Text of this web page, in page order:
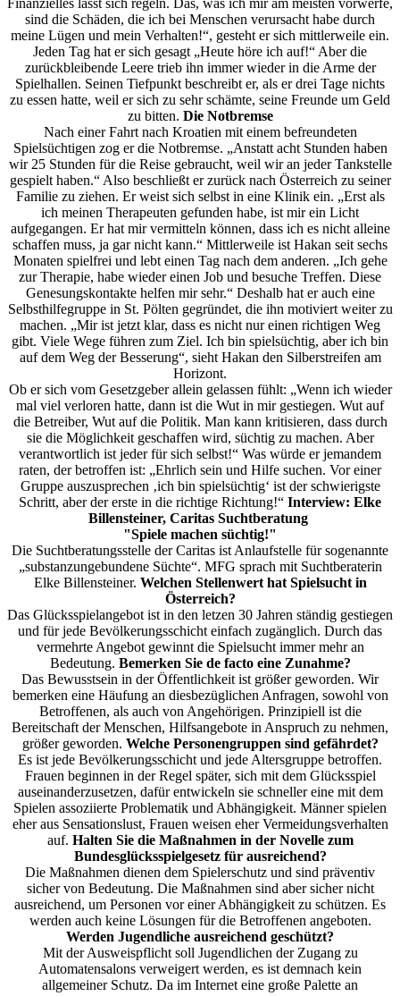
Finanzielles lässt sich regeln. Das, was ich mir am meisten vorwerfe,
sind die Schäden, die ich bei Menschen verursacht habe durch
meine Lügen und mein Verhalten!“, gesteht er sich mittlerweile ein.
Jeden Tag hat er sich gesagt „Heute höre ich auf!“ Aber die
zurückbleibende Leere trieb ihn immer wieder in die Arme der
Spielhallen. Seinen Tiefpunkt beschreibt er, als er drei Tage nichts
zu essen hatte, weil er sich zu sehr schämte, seine Freunde um Geld
zu bitten. Die Notbremse
Nach einer Fahrt nach Kroatien mit einem befreundeten
Spielsüchtigen zog er die Notbremse. „Anstatt acht Stunden haben
wir 25 Stunden für die Reise gebraucht, weil wir an jeder Tankstelle
gespielt haben.“ Also beschließt er zurück nach Österreich zu seiner
Familie zu ziehen. Er weist sich selbst in eine Klinik ein. „Erst als
ich meinen Therapeuten gefunden habe, ist mir ein Licht
aufgegangen. Er hat mir vermitteln können, dass ich es nicht alleine
schaffen muss, ja gar nicht kann.“ Mittlerweile ist Hakan seit sechs
Monaten spielfrei und lebt einen Tag nach dem anderen. „Ich gehe
zur Therapie, habe wieder einen Job und besuche Treffen. Diese
Genesungskontakte helfen mir sehr.“ Deshalb hat er auch eine
Selbsthilfegruppe in St. Pölten gegründet, die ihn motiviert weiter zu
machen. „Mir ist jetzt klar, dass es nicht nur einen richtigen Weg
gibt. Viele Wege führen zum Ziel. Ich bin spielsüchtig, aber ich bin
auf dem Weg der Besserung“, sieht Hakan den Silberstreifen am
Horizont.
Ob er sich vom Gesetzgeber allein gelassen fühlt: „Wenn ich wieder
mal viel verloren hatte, dann ist die Wut in mir gestiegen. Wut auf
die Betreiber, Wut auf die Politik. Man kann kritisieren, dass durch
sie die Möglichkeit geschaffen wird, süchtig zu machen. Aber
verantwortlich ist jeder für sich selbst!“ Was würde er jemandem
raten, der betroffen ist: „Ehrlich sein und Hilfe suchen. Vor einer
Gruppe auszusprechen ‚ich bin spielsüchtig‘ ist der schwierigste
Schritt, aber der erste in die richtige Richtung!“ Interview: Elke
Billensteiner, Caritas Suchtberatung
"Spiele machen süchtig!"
Die Suchtberatungsstelle der Caritas ist Anlaufstelle für sogenannte
„substanzungebundene Süchte“. MFG sprach mit Suchtberaterin
Elke Billensteiner. Welchen Stellenwert hat Spielsucht in
Österreich?
Das Glücksspielangebot ist in den letzen 30 Jahren ständig gestiegen
und für jede Bevölkerungsschicht einfach zugänglich. Durch das
vermehrte Angebot gewinnt die Spielsucht immer mehr an
Bedeutung. Bemerken Sie de facto eine Zunahme?
Das Bewusstsein in der Öffentlichkeit ist größer geworden. Wir
bemerken eine Häufung an diesbezüglichen Anfragen, sowohl von
Betroffenen, als auch von Angehörigen. Prinzipiell ist die
Bereitschaft der Menschen, Hilfsangebote in Anspruch zu nehmen,
größer geworden. Welche Personengruppen sind gefährdet?
Es ist jede Bevölkerungsschicht und jede Altersgruppe betroffen.
Frauen beginnen in der Regel später, sich mit dem Glücksspiel
auseinanderzusetzen, dafür entwickeln sie schneller eine mit dem
Spielen assoziierte Problematik und Abhängigkeit. Männer spielen
eher aus Sensationslust, Frauen weisen eher Vermeidungsverhalten
auf. Halten Sie die Maßnahmen in der Novelle zum
Bundesglücksspielgesetz für ausreichend?
Die Maßnahmen dienen dem Spielerschutz und sind präventiv
sicher von Bedeutung. Die Maßnahmen sind aber sicher nicht
ausreichend, um Personen vor einer Abhängigkeit zu schützen. Es
werden auch keine Lösungen für die Betroffenen angeboten.
Werden Jugendliche ausreichend geschützt?
Mit der Ausweispflicht soll Jugendlichen der Zugang zu
Automatensalons verweigert werden, es ist demnach kein
allgemeiner Schutz. Da im Internet eine große Palette an